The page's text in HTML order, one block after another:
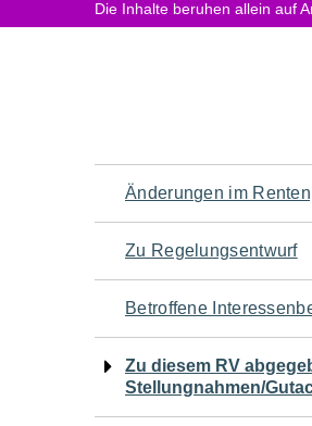
Die Inhalte beruhen allein auf
Navigation
für
den
Seiteninhalt
Änderungen im
Zu Regelungsentwurf
Betroffene
Zu diesem RV
Stellungnahmen/